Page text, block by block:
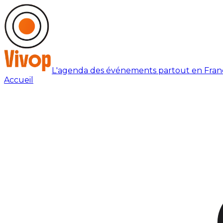
L'agenda des événements partout en
Accueil